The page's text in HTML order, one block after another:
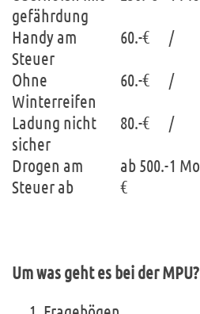
gefährdung
Handy am
Steuer
60.-€ /
Ohne
Winterreifen
60.-€ /
Ladung nicht
sicher
80.-€ /
Drogen am
Steuer ab
ab 500.-
€
1 Mo
Um was geht es bei der MPU?